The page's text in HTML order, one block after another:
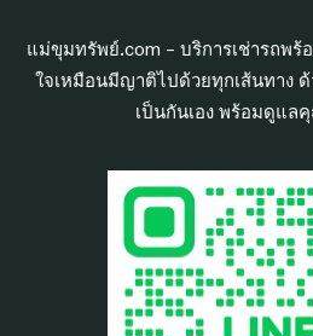
แม่ขุมทรัพย์.com – บริการเช่ารถพ
ใจเหมือนมีญาติไปด้วยทุกเส้นทาง
เป็นกันเอง พร้อมดูแล